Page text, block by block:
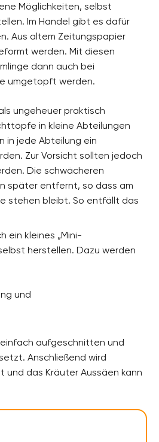
Möglichkeiten, selbst
Im Handel gibt es dafür
Aus altem Zeitungspapier
werden. Mit diesen
dann auch bei
umgetopft werden.
ungeheuer praktisch
in kleine Abteilungen
in jede Abteilung ein
Zur Vorsicht sollten jedoch
Die schwächeren
später entfernt, so dass am
stehen bleibt. So entfällt das
ein kleines „Mini-
herstellen. Dazu werden
und
aufgeschnitten und
Anschließend wird
und das Kräuter Aussäen kann